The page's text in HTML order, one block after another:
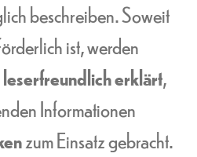
beschreiben. Soweit
ist, werden
erklärt,
Informationen
zum Einsatz gebracht.